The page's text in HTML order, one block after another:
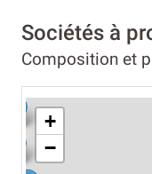
Sociétés à
Composition et
+
−